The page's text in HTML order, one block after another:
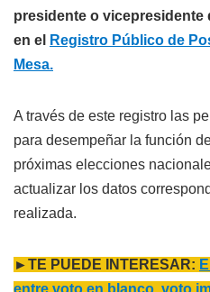
presidente o vicepresidente
en el
Registro Público de
Mesa.
A través de este registro las
para desempeñar la función
próximas elecciones
actualizar los datos
realizada.
►TE PUEDE INTERESAR:
entre voto en blanco, voto